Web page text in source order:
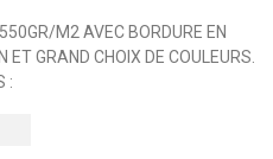
M2 AVEC BORDURE EN
GRAND CHOIX DE COULEURS.
: